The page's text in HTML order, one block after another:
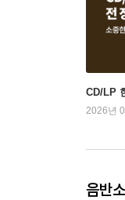
CD/LP
2026년
음반